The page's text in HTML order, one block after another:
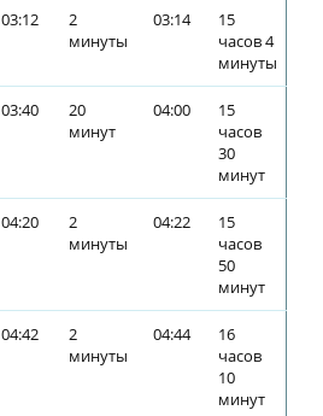
03:12
2
минуты
03:14
15
часов 4
минуты
03:40
20
минут
04:00
15
часов
30
минут
04:20
2
минуты
04:22
15
часов
50
минут
04:42
2
минуты
04:44
16
часов
10
минут